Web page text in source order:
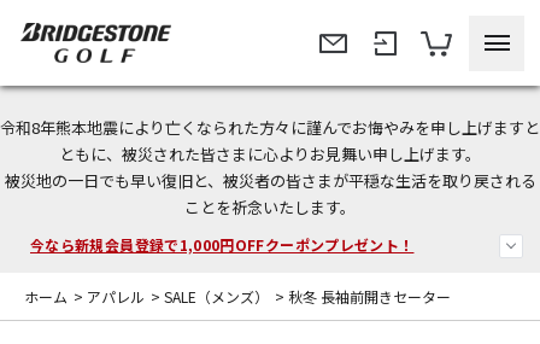
令和8年熊本地震により亡くなられた方々に謹んでお悔やみを申し上げますと
ともに、被災された皆さまに心よりお見舞い申し上げます。
被災地の一日でも早い復旧と、被災者の皆さまが平穏な生活を取り戻される
ことを祈念いたします。
＜商品配送に関するお知らせ＞
＜夏季休暇中のご注文・発送・お問い合わせ＞
今なら新規会員登録で1,000円OFFクーポンプレゼント！
ホーム > アパレル > SALE（メンズ） > 秋冬 長袖前開きセーター